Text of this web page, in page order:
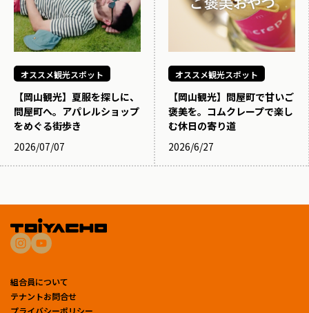
オススメ観光スポット
【岡山観光】夏服を探しに、
問屋町へ。アパレルショップ
をめぐる街歩き
2026/07/07
オススメ観光スポット
【岡山観光】問屋町で甘いご
褒美を。コムクレープで楽し
む休日の寄り道
2026/6/27
組合員について
テナントお問合せ
プライバシーポリシー